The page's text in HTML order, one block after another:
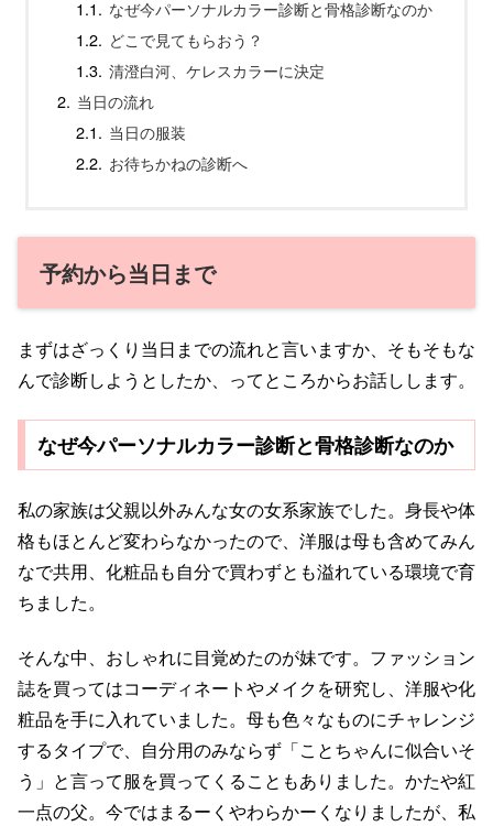
なぜ今パーソナルカラー診断と骨格診断なのか
どこで見てもらおう？
清澄白河、ケレスカラーに決定
当日の流れ
当日の服装
お待ちかねの診断へ
予約から当日まで
まずはざっくり当日までの流れと言いますか、そもそもな
んで診断しようとしたか、ってところからお話しします。
なぜ今パーソナルカラー診断と骨格診断なのか
私の家族は父親以外みんな女の女系家族でした。身長や体
格もほとんど変わらなかったので、洋服は母も含めてみん
なで共用、化粧品も自分で買わずとも溢れている環境で育
ちました。
そんな中、おしゃれに目覚めたのが妹です。ファッション
誌を買ってはコーディネートやメイクを研究し、洋服や化
粧品を手に入れていました。母も色々なものにチャレンジ
するタイプで、自分用のみならず「ことちゃんに似合いそ
う」と言って服を買ってくることもありました。かたや紅
一点の父。今ではまるーくやわらかーくなりましたが、私